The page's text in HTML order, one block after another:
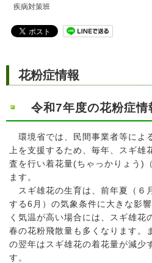
疾病対策班
花粉症情報
令和7年度の花粉症情
環境省では、民間事業者等によ
上を支援するため、毎年、スギ
査を行い着花量(ちゃっかりょう)
ます。
スギ雄花の生育は、前年夏（６
する6月）の気象条件に大きな影
く気温が高い場合には、スギ雄花
春の花粉飛散量も多くなります。
の翌年はスギ雄花の着花量が減少
す。